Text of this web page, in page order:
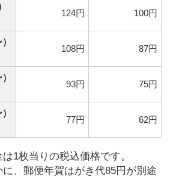
124円 100円
108円 87円
93円 75円
77円 62円
1枚当りの税込価格です。
、郵便年賀はがき代85円が別途